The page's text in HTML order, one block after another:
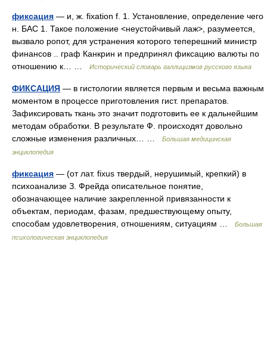
фиксация — и, ж. fixation f. 1. Установление, определение чего
н. БАС 1. Такое положение <неустойчивый лаж>, разумеется,
вызвало ропот, для устранения которого теперешний министр
финансов .. граф Канкрин и предпринял фиксацию валюты по
отношению к… …
Исторический словарь галлицизмов русского языка
ФИКСАЦИЯ — в гистологии является первым и весьма важным
моментом в процессе приготовления гист. препаратов.
Зафиксировать ткань это значит подготовить ее к дальнейшим
методам обработки. В результате Ф. происходят довольно
сложные изменения различных… …
Большая медицинская
энциклопедия
фиксация — (от лат. fixus твердый, нерушимый, крепкий) в
психоанализе З. Фрейда описательное понятие,
обозначающее наличие закрепленной привязанности к
объектам, периодам, фазам, предшествующему опыту,
способам удовлетворения, отношениям, ситуациям …
Большая
психологическая энциклопедия